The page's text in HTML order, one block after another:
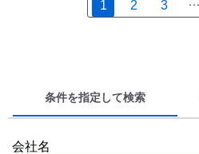
1 2 3
条件を指定して検索
会社名